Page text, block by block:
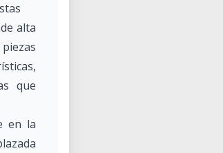
alta
que
en la